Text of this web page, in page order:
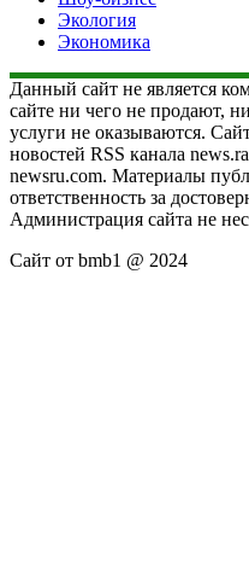
Экология
Экономика
Данный сайт не является
сайте ни чего не продают,
услуги не оказываются.
новостей RSS канала
newsru.com. Материалы
ответственность за
Администрация сайта не
Сайт от bmb1 @ 2024